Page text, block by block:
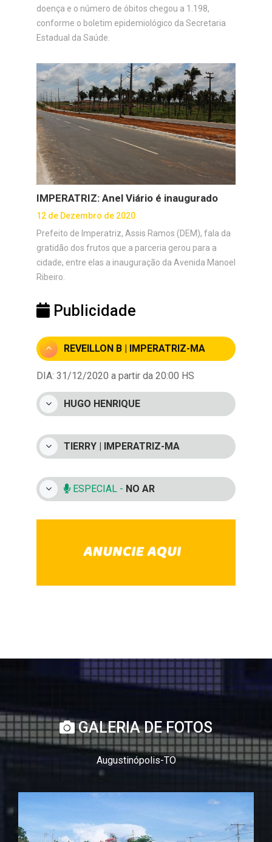
doença e o número de óbitos chegou a 1.198,
conforme o boletim epidemiológico da Secretaria
Estadual da Saúde.
IMPERATRIZ: Anel Viário é inaugurado
12 de Dezembro de 2020
Prefeito de Imperatriz, Assis Ramos (DEM), fala da
gratidão dos frutos que a parceria gerou para a
cidade, entre elas a inauguração da Avenida Manoel
Ribeiro.
Publicidade
REVEILLON B | IMPERATRIZ-MA
DIA: 31/12/2020 a partir da 20:00 HS
HUGO HENRIQUE
TIERRY | IMPERATRIZ-MA
ESPECIAL - NO AR
GALERIA DE FOTOS
Augustinópolis-TO